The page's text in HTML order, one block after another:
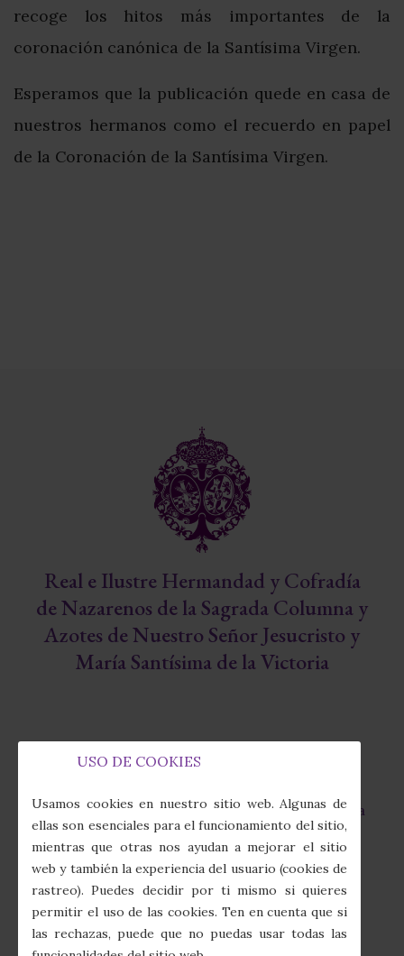
recoge los hitos más importantes de la
coronación canónica de la Santísima Virgen.
Esperamos que la publicación quede en casa de
nuestros hermanos como el recuerdo en papel
de la Coronación de la Santísima Virgen.
Real e Ilustre Hermandad y Cofradía
de Nazarenos de la Sagrada Columna y
Azotes de Nuestro Señor Jesucristo y
María Santísima de la Victoria
fas
fa-
map-
marker-
Calle Juan Sebastián Elcano, 7 · 41011 Sevilla
phone-
alt
(+34) 954 274 910
far
fa-
secretaria@columnayazotes.es
USO DE COOKIES
Usamos cookies en nuestro sitio web. Algunas de
ellas son esenciales para el funcionamiento del sitio,
mientras que otras nos ayudan a mejorar el sitio
web y también la experiencia del usuario (cookies de
rastreo). Puedes decidir por ti mismo si quieres
permitir el uso de las cookies. Ten en cuenta que si
las rechazas, puede que no puedas usar todas las